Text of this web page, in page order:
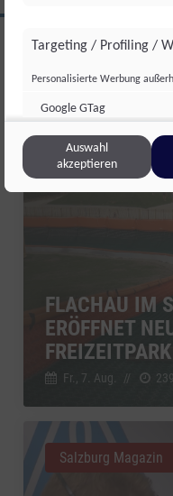
FLACHAU IM
ERÖFFNET
FREIZEITPARK
Fr., 7. Aug. // 239
Salzburg Magazin
Salzburg Magazin
Targeting / Profiling /
Personalisierte Werbung
Google GTag
Google Ireland Limited, Irland
Sonstige Inhalte(nicht
YouTube
Google Ireland Limited, Irland
Auswahl
akzeptieren